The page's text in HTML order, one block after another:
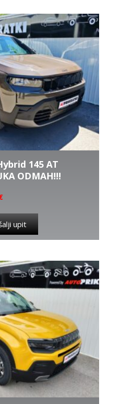
145 AT
ODMAH!!!
upit